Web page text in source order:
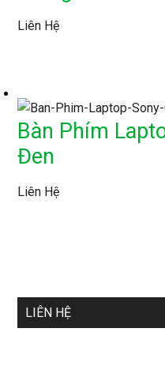
Liên Hệ
Bàn Phím
Đen
Liên Hệ
LIÊN HỆ